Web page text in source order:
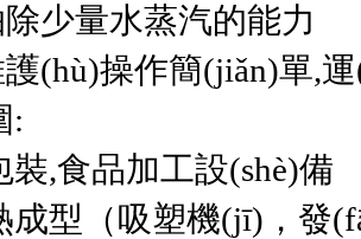
少量水蒸汽的能力
(hù)操作簡(jiǎn)單,
:
裝,食品加工設(shè)備
型（吸塑機(jī)，